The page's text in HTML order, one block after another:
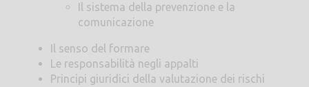
Il sistema della prevenzione e la
comunicazione
Il senso del formare
Le responsabilità negli appalti
Principi giuridici della valutazione dei rischi